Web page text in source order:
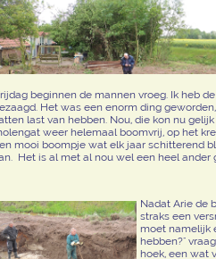
beginnen de mannen vroeg. Ik heb
Het was een enorm ding
last van hebben. Nou, die kon nu
weer helemaal boomvrij, op het
mooi boompje wat elk jaar schitterend
Het is al met al nou wel een heel ander
Nadat Arie de
straks een
moet namelijk
hebben?"
hoek, een wat